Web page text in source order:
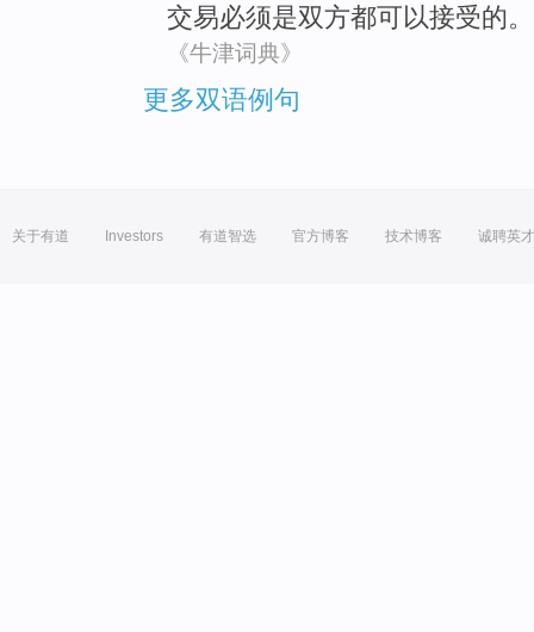
交易必须是双方都可以接受的。
《牛津词典》
更多双语例句
关于有道 Investors 有道智选 官方博客 技术博客 诚聘英才